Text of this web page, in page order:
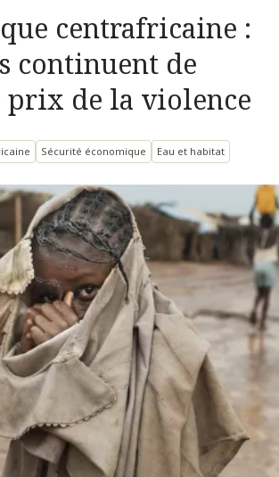
centrafricaine :
continuent de
prix de la violence
Sécurité économique Eau et habitat